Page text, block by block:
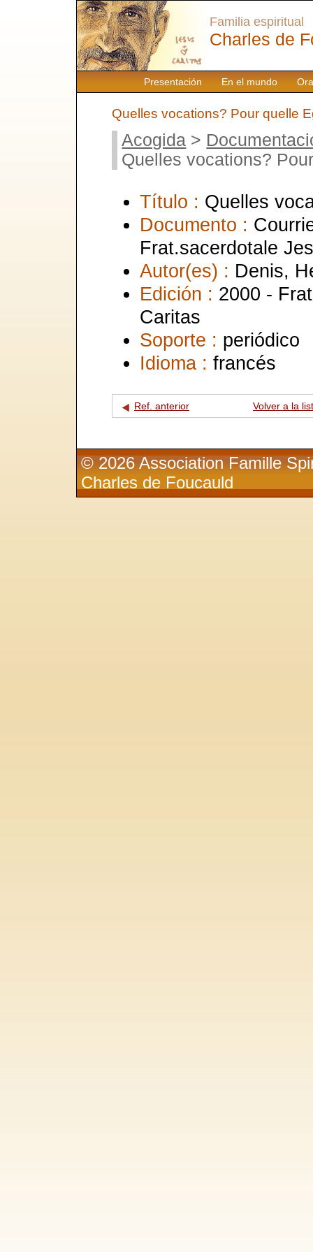
Presentación En el mundo
Familia espiritual
Charles de
Quelles vocations? Pour quelle
Acogida >
Quelles vocations?
Título : Quelles
Documento :
Frat.sacerdotale
Autor(es) : Denis,
Edición : 2000 -
Caritas
Soporte : periódico
Idioma : francés
Ref. anterior Volver a la
© 2026 Association Famille
Charles de Foucauld